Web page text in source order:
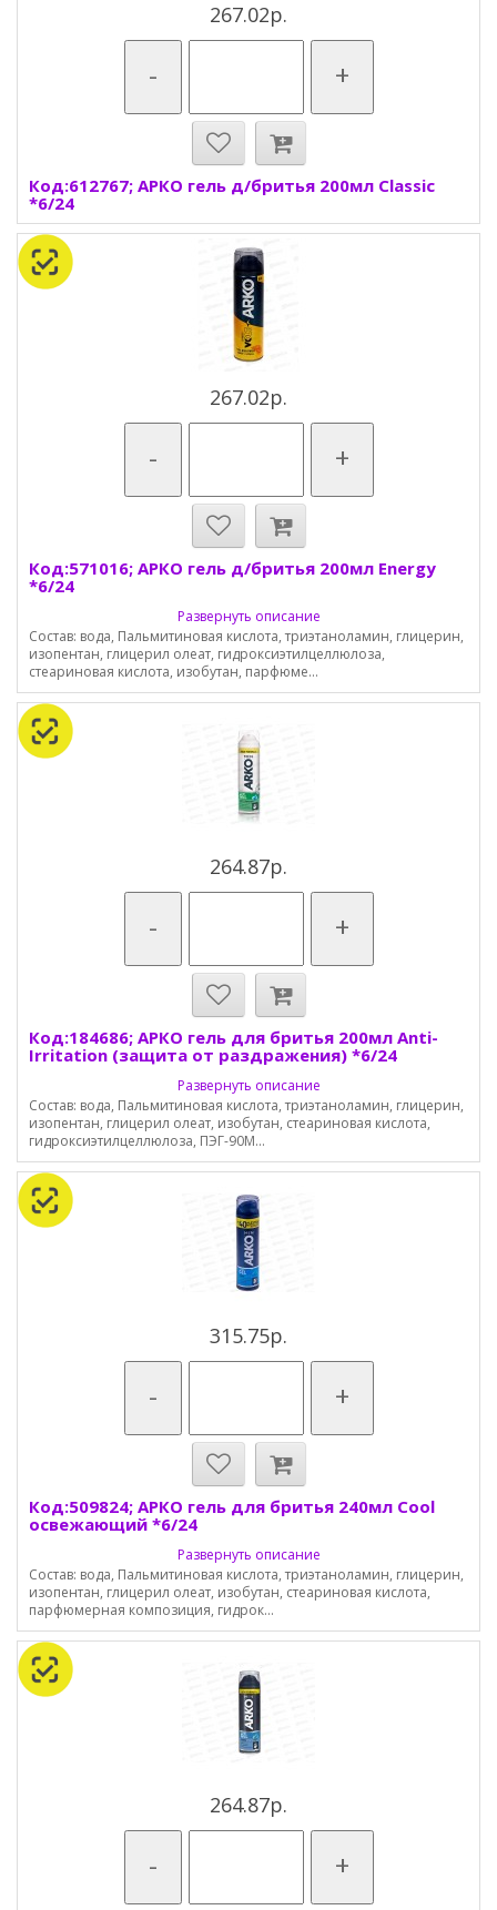
267.02р.
- +
Код:612767; АРКО гель д/бритья 200мл Classic
*6/24
267.02р.
- +
Код:571016; АРКО гель д/бритья 200мл Energy
*6/24
Развернуть описание
Состав: вода, Пальмитиновая кислота, триэтаноламин, глицерин,
изопентан, глицерил олеат, гидроксиэтилцеллюлоза,
стеариновая кислота, изобутан, парфюме...
264.87р.
- +
Код:184686; АРКО гель для бритья 200мл Anti-
Irritation (защита от раздражения) *6/24
Развернуть описание
Состав: вода, Пальмитиновая кислота, триэтаноламин, глицерин,
изопентан, глицерил олеат, изобутан, стеариновая кислота,
гидроксиэтилцеллюлоза, ПЭГ-90М...
315.75р.
- +
Код:509824; АРКО гель для бритья 240мл Cool
освежающий *6/24
Развернуть описание
Состав: вода, Пальмитиновая кислота, триэтаноламин, глицерин,
изопентан, глицерил олеат, изобутан, стеариновая кислота,
парфюмерная композиция, гидрок...
264.87р.
- +